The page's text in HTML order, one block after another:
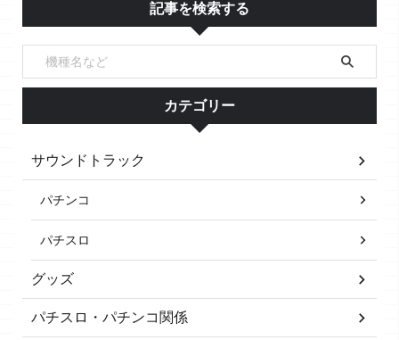
記事を検索する
カテゴリー
サウンドトラック
パチンコ
パチスロ
グッズ
パチスロ・パチンコ関係